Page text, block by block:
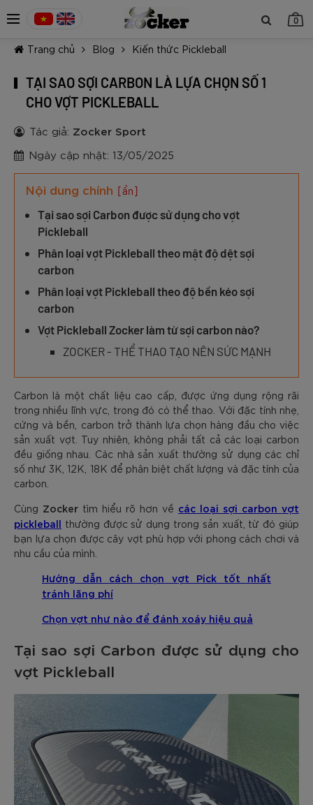
0
Trang chủ Blog Kiến thức Pickleball
TẠI SAO SỢI CARBON LÀ LỰA CHỌN SỐ 1
CHO VỢT PICKLEBALL
Tác giả: Zocker Sport
Ngày cập nhật: 13/05/2025
Nội dung chính [ẩn]
Tại sao sợi Carbon được sử dụng cho vợt
Pickleball
Phân loại vợt Pickleball theo mật độ dệt sợi
carbon
Phân loại vợt Pickleball theo độ bền kéo sợi
carbon
Vợt Pickleball Zocker làm từ sợi carbon nào?
ZOCKER - THỂ THAO TẠO NÊN SỨC MẠNH
Carbon là một chất liệu cao cấp, được ứng dụng rộng rãi
trong nhiều lĩnh vực, trong đó có thể thao. Với đặc tính nhẹ,
cứng và bền, carbon trở thành lựa chọn hàng đầu cho việc
sản xuất vợt. Tuy nhiên, không phải tất cả các loại carbon
đều giống nhau. Các nhà sản xuất thường sử dụng các chỉ
số như 3K, 12K, 18K để phân biệt chất lượng và đặc tính của
carbon.
Cùng Zocker tìm hiểu rõ hơn về các loại sợi carbon vợt
pickleball thường được sử dụng trong sản xuất, từ đó giúp
bạn lựa chọn được cây vợt phù hợp với phong cách chơi và
nhu cầu của mình.
Hướng dẫn cách chọn vợt Pick tốt nhất
tránh lãng phí
Chọn vợt như nào để đánh xoáy hiệu quả
Tại sao sợi Carbon được sử dụng cho
vợt Pickleball